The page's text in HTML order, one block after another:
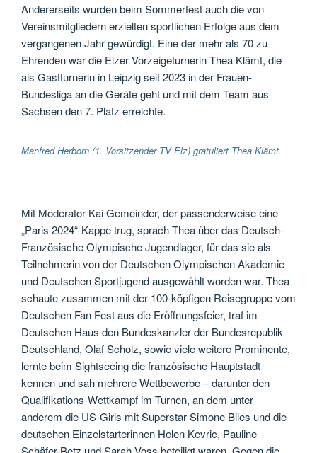
Andererseits wurden beim Sommerfest auch die von
Vereinsmitgliedern erzielten sportlichen Erfolge aus dem
vergangenen Jahr gewürdigt. Eine der mehr als 70 zu
Ehrenden war die Elzer Vorzeigeturnerin Thea Klämt, die
als Gastturnerin in Leipzig seit 2023 in der Frauen-
Bundesliga an die Geräte geht und mit dem Team aus
Sachsen den 7. Platz erreichte.
Manfred Herborn (1. Vorsitzender TV Elz) gratuliert Thea Klämt.
Mit Moderator Kai Gemeinder, der passenderweise eine
„Paris 2024“-Kappe trug, sprach Thea über das Deutsch-
Französische Olympische Jugendlager, für das sie als
Teilnehmerin von der Deutschen Olympischen Akademie
und Deutschen Sportjugend ausgewählt worden war. Thea
schaute zusammen mit der 100-köpfigen Reisegruppe vom
Deutschen Fan Fest aus die Eröffnungsfeier, traf im
Deutschen Haus den Bundeskanzler der Bundesrepublik
Deutschland, Olaf Scholz, sowie viele weitere Prominente,
lernte beim Sightseeing die französische Hauptstadt
kennen und sah mehrere Wettbewerbe – darunter den
Qualifikations-Wettkampf im Turnen, an dem unter
anderem die US-Girls mit Superstar Simone Biles und die
deutschen Einzelstarterinnen Helen Kevric, Pauline